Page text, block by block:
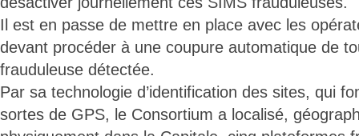
Il est en passe de mettre en place avec les
devant procéder à une coupure automatique de
frauduleuse détectée.
Par sa technologie d’identification des sites, qui
sortes de GPS, le Consortium a localisé,